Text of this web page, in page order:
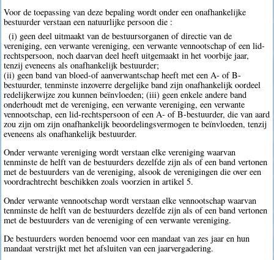
Voor de toepassing van deze bepaling wordt onder een onafhankelijke
bestuurder verstaan een natuurlijke persoon die :
(i) geen deel uitmaakt van de bestuursorganen of directie van de
vereniging, een verwante vereniging, een verwante vennootschap of een lid-
rechtspersoon, noch daarvan deel heeft uitgemaakt in het voorbije jaar,
tenzij eveneens als onafhankelijk bestuurder;
(ii) geen band van bloed-of aanverwantschap heeft met een A- of B-
bestuurder, tenminste inzoverre dergelijke band zijn onafhankelijk oordeel
redelijkerwijze zou kunnen beïnvloeden; (iii) geen enkele andere band
onderhoudt met de vereniging, een verwante vereniging, een verwante
vennootschap, een lid-rechtspersoon of een A- of B-bestuurder, die van aard
zou zijn om zijn onafhankelijk beoordelingsvermogen te beïnvloeden, tenzij
eveneens als onafhankelijk bestuurder.
Onder verwante vereniging wordt verstaan elke vereniging waarvan
tenminste de helft van de bestuurders dezelfde zijn als of een band vertonen
met de bestuurders van de vereniging, alsook de verenigingen die over een
voordrachtrecht beschikken zoals voorzien in artikel 5.
Onder verwante vennootschap wordt verstaan elke vennootschap waarvan
tenminste de helft van de bestuurders dezelfde zijn als of een band vertonen
met de bestuurders van de vereniging of een verwante vereniging.
De bestuurders worden benoemd voor een mandaat van zes jaar en hun
mandaat verstrijkt met het afsluiten van een jaarvergadering.